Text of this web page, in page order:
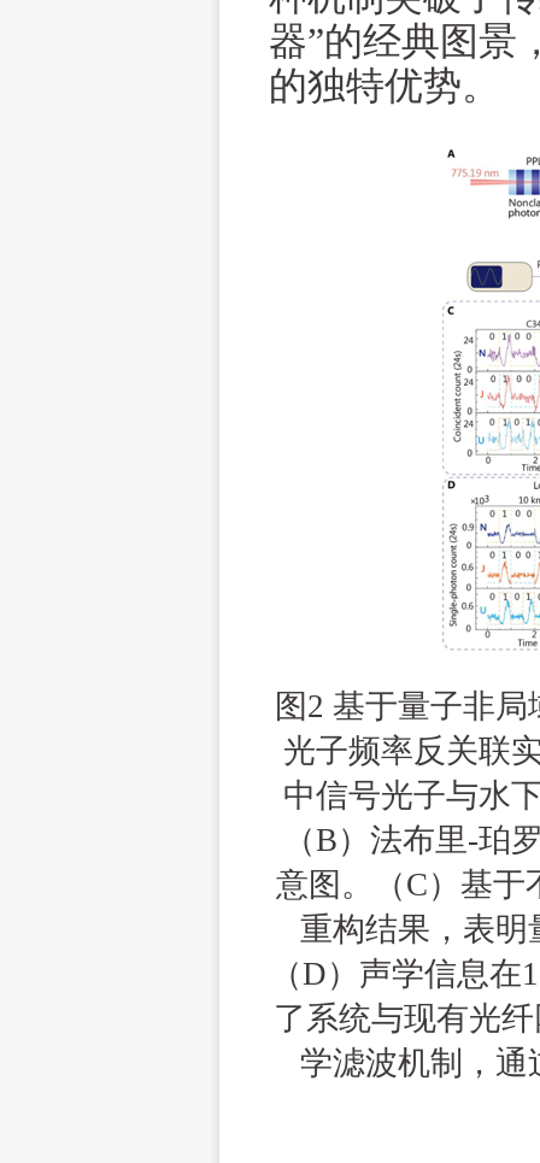
器”的经典图景
的独特优势。
图2 基于量子非局
光子频率反关联
中信号光子与水
（B）法布里-珀
意图。（C）基于
重构结果，表明
（D）声学信息在
了系统与现有光
学滤波机制，通